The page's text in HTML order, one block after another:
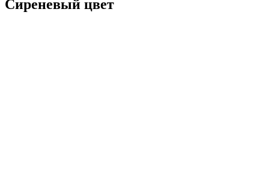
Сиреневый цвет